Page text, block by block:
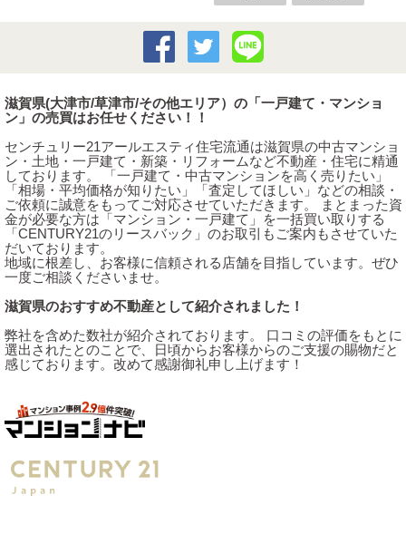
滋賀県(大津市/草津市/その他エリア）の「一戸建て・マンショ
ン」の売買はお任せください！！
センチュリー21アールエスティ住宅流通は滋賀県の中古マンショ
ン・土地・一戸建て・新築・リフォームなど不動産・住宅に精通
しております。 「一戸建て・中古マンションを高く売りたい」
「相場・平均価格が知りたい」「査定してほしい」などの相談・
ご依頼に誠意をもってご対応させていただきます。 まとまった資
金が必要な方は「マンション・一戸建て」を一括買い取りする
「CENTURY21のリースバック」のお取引もご案内もさせていた
だいております。
地域に根差し、お客様に信頼される店舗を目指しています。ぜひ
一度ご相談くださいませ。
滋賀県のおすすめ不動産として紹介されました！
弊社を含めた数社が紹介されております。 口コミの評価をもとに
選出されたとのことで、日頃からお客様からのご支援の賜物だと
感じております。改めて感謝御礼申し上げます！